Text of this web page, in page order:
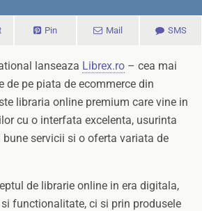
Pin Mail SMS
lanseaza Librex.ro – cea mai
de pe piata de ecommerce din
libraria online premium care vine in
cu o interfata excelenta, usurinta
servicii si o oferta variata de
de librarie online in era digitala,
functionalitate, ci si prin produsele